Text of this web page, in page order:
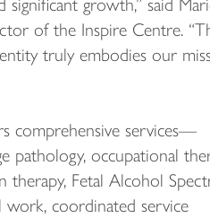
of the Inspire Centre.
truly embodies our
comprehensive services—
pathology, occupational
therapy, Fetal Alcohol
coordinated service